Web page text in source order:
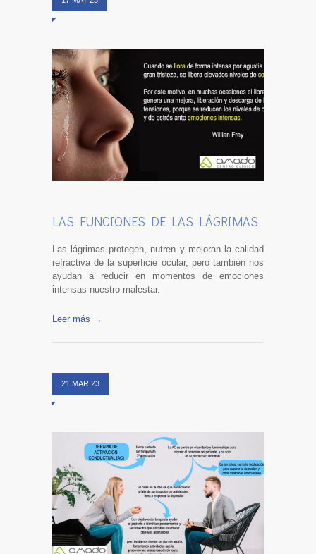
LAS FUNCIONES DE LAS LÁGRIMAS
Las lágrimas protegen, nutren y mejoran la calidad
refractiva de la superficie ocular, pero también nos
ayudan a reducir en momentos de emociones
intensas nuestro malestar.
Leer más →
21 MAR 23